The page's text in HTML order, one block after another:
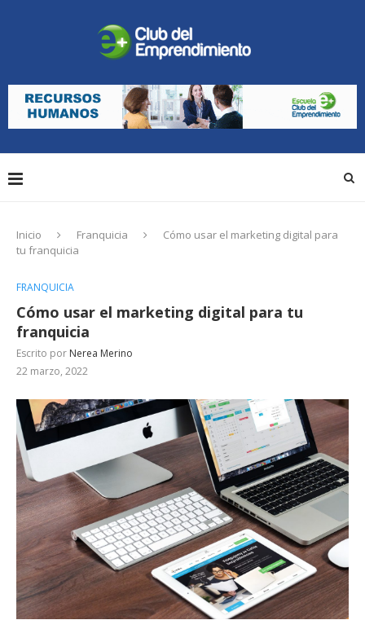
Inicio Franquicia
Cómo usar el marketing digital para
tu franquicia
FRANQUICIA
Cómo usar el marketing digital para tu
franquicia
Escrito por Nerea Merino
22 marzo, 2022